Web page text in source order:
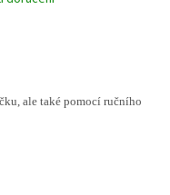
ale také pomocí ručního